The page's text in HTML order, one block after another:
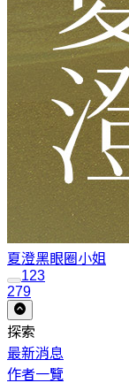
夏澄黑眼圈小姐
123
279
探索
最新消息
作者一覽